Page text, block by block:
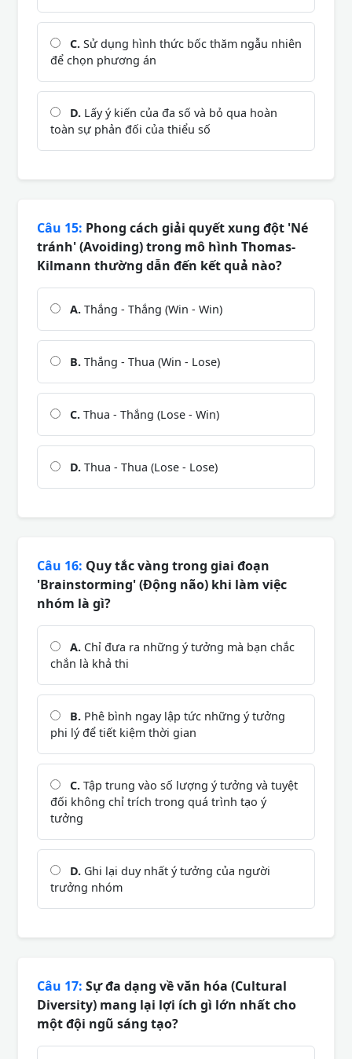
C. Sử dụng hình thức bốc thăm ngẫu nhiên
để chọn phương án
D. Lấy ý kiến của đa số và bỏ qua hoàn
toàn sự phản đối của thiểu số
Câu 15: Phong cách giải quyết xung đột 'Né
tránh' (Avoiding) trong mô hình Thomas-
Kilmann thường dẫn đến kết quả nào?
A. Thắng - Thắng (Win - Win)
B. Thắng - Thua (Win - Lose)
C. Thua - Thắng (Lose - Win)
D. Thua - Thua (Lose - Lose)
Câu 16: Quy tắc vàng trong giai đoạn
'Brainstorming' (Động não) khi làm việc
nhóm là gì?
A. Chỉ đưa ra những ý tưởng mà bạn chắc
chắn là khả thi
B. Phê bình ngay lập tức những ý tưởng
phi lý để tiết kiệm thời gian
C. Tập trung vào số lượng ý tưởng và tuyệt
đối không chỉ trích trong quá trình tạo ý
tưởng
D. Ghi lại duy nhất ý tưởng của người
trưởng nhóm
Câu 17: Sự đa dạng về văn hóa (Cultural
Diversity) mang lại lợi ích gì lớn nhất cho
một đội ngũ sáng tạo?